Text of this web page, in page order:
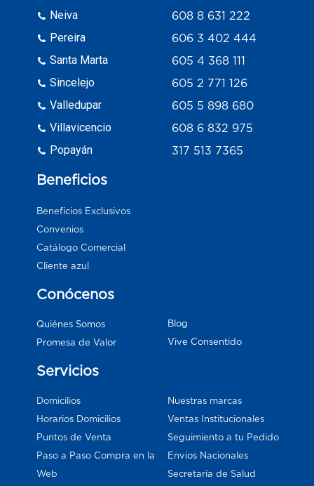
Neiva
Pereira
Santa Marta
Sincelejo
Valledupar
Villavicencio
Popayán
608 8 631 222
606 3 402 444
605 4 368 111
605 2 771 126
605 5 898 680
608 6 832 975
317 513 7365
Beneficios
Beneficios Exclusivos
Convenios
Catálogo Comercial
Cliente azul
Conócenos
Quiénes Somos
Promesa de Valor
Blog
Vive Consentido
Servicios
Domicilios
Horarios Domicilios
Puntos de Venta
Paso a Paso Compra en la
Web
Nuestras marcas
Ventas Institucionales
Seguimiento a tu Pedido
Envios Nacionales
Secretaría de Salud